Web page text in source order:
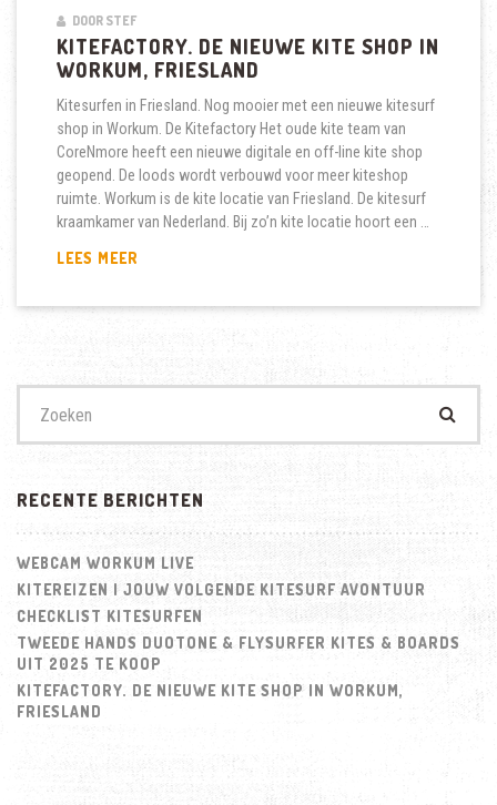
DOOR STEF
KITEFACTORY. DE NIEUWE KITE SHOP IN
WORKUM, FRIESLAND
Kitesurfen in Friesland. Nog mooier met een nieuwe kitesurf
shop in Workum. De Kitefactory Het oude kite team van
CoreNmore heeft een nieuwe digitale en off-line kite shop
geopend. De loods wordt verbouwd voor meer kiteshop
ruimte. Workum is de kite locatie van Friesland. De kitesurf
kraamkamer van Nederland. Bij zo’n kite locatie hoort een …
LEES MEER
SHOP
WORKUM,
naar:
RECENTE BERICHTEN
WEBCAM WORKUM LIVE
KITEREIZEN | JOUW VOLGENDE KITESURF AVONTUUR
CHECKLIST KITESURFEN
TWEEDE HANDS DUOTONE & FLYSURFER KITES & BOARDS
UIT 2025 TE KOOP
KITEFACTORY. DE NIEUWE KITE SHOP IN WORKUM,
FRIESLAND